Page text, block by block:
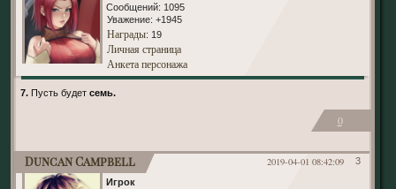
Сообщений: 1095
Уважение: +1945
Награды: 19
Личная страница
Анкета персонажа
7. Пусть будетсемь.
0
3
2019-04-01 08:42:09
Duncan Campbell
Игрок